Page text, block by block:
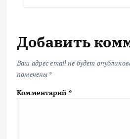
Добавить
Ваш адрес email не будет
помечены *
Комментарий *